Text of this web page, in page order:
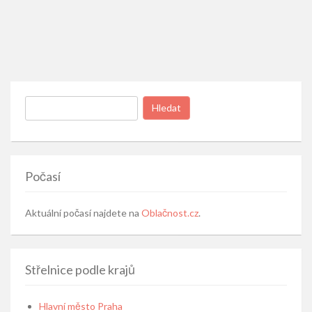
Vyhledávání
Počasí
Aktuální počasí najdete na Oblačnost.cz.
Střelnice podle krajů
Hlavní město Praha